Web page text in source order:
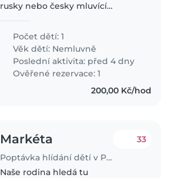
rusky nebo česky mluvící
pohodlně pečovat o našeho
velmi energického, zvědavého a
hravého 14měsíčního syna.
Oceníme..
Počet dětí: 1
Věk dětí: Nemluvně
Poslední aktivita: před 4 dny
Ověřené rezervace: 1
200,00 Kč/hod
Markéta
Poptávka hlídání dětí v Praha
33
Naše rodina hledá tu